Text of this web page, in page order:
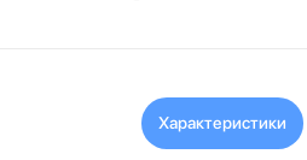
Характеристики